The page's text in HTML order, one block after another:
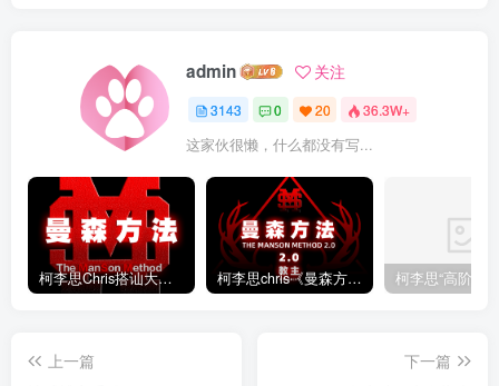
admin 关注
3143 0 20 36.3W+
这家伙很懒，什么都没有写...
柯李思Chris搭讪大师“曼森方法”完整版下载 柯李思chris《曼森方法2.0课程》百度云免费下载
上一篇
下一篇